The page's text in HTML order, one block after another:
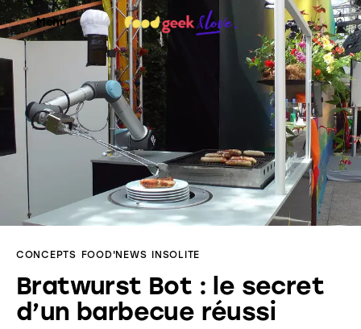
Menu
Food’News
Food’Com
Food’Art
Food’Life
CONCEPTS FOOD'NEWS INSOLITE
Bratwurst Bot : le secret
d’un barbecue réussi